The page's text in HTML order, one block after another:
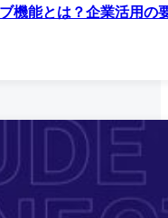
能とは？企業活用の